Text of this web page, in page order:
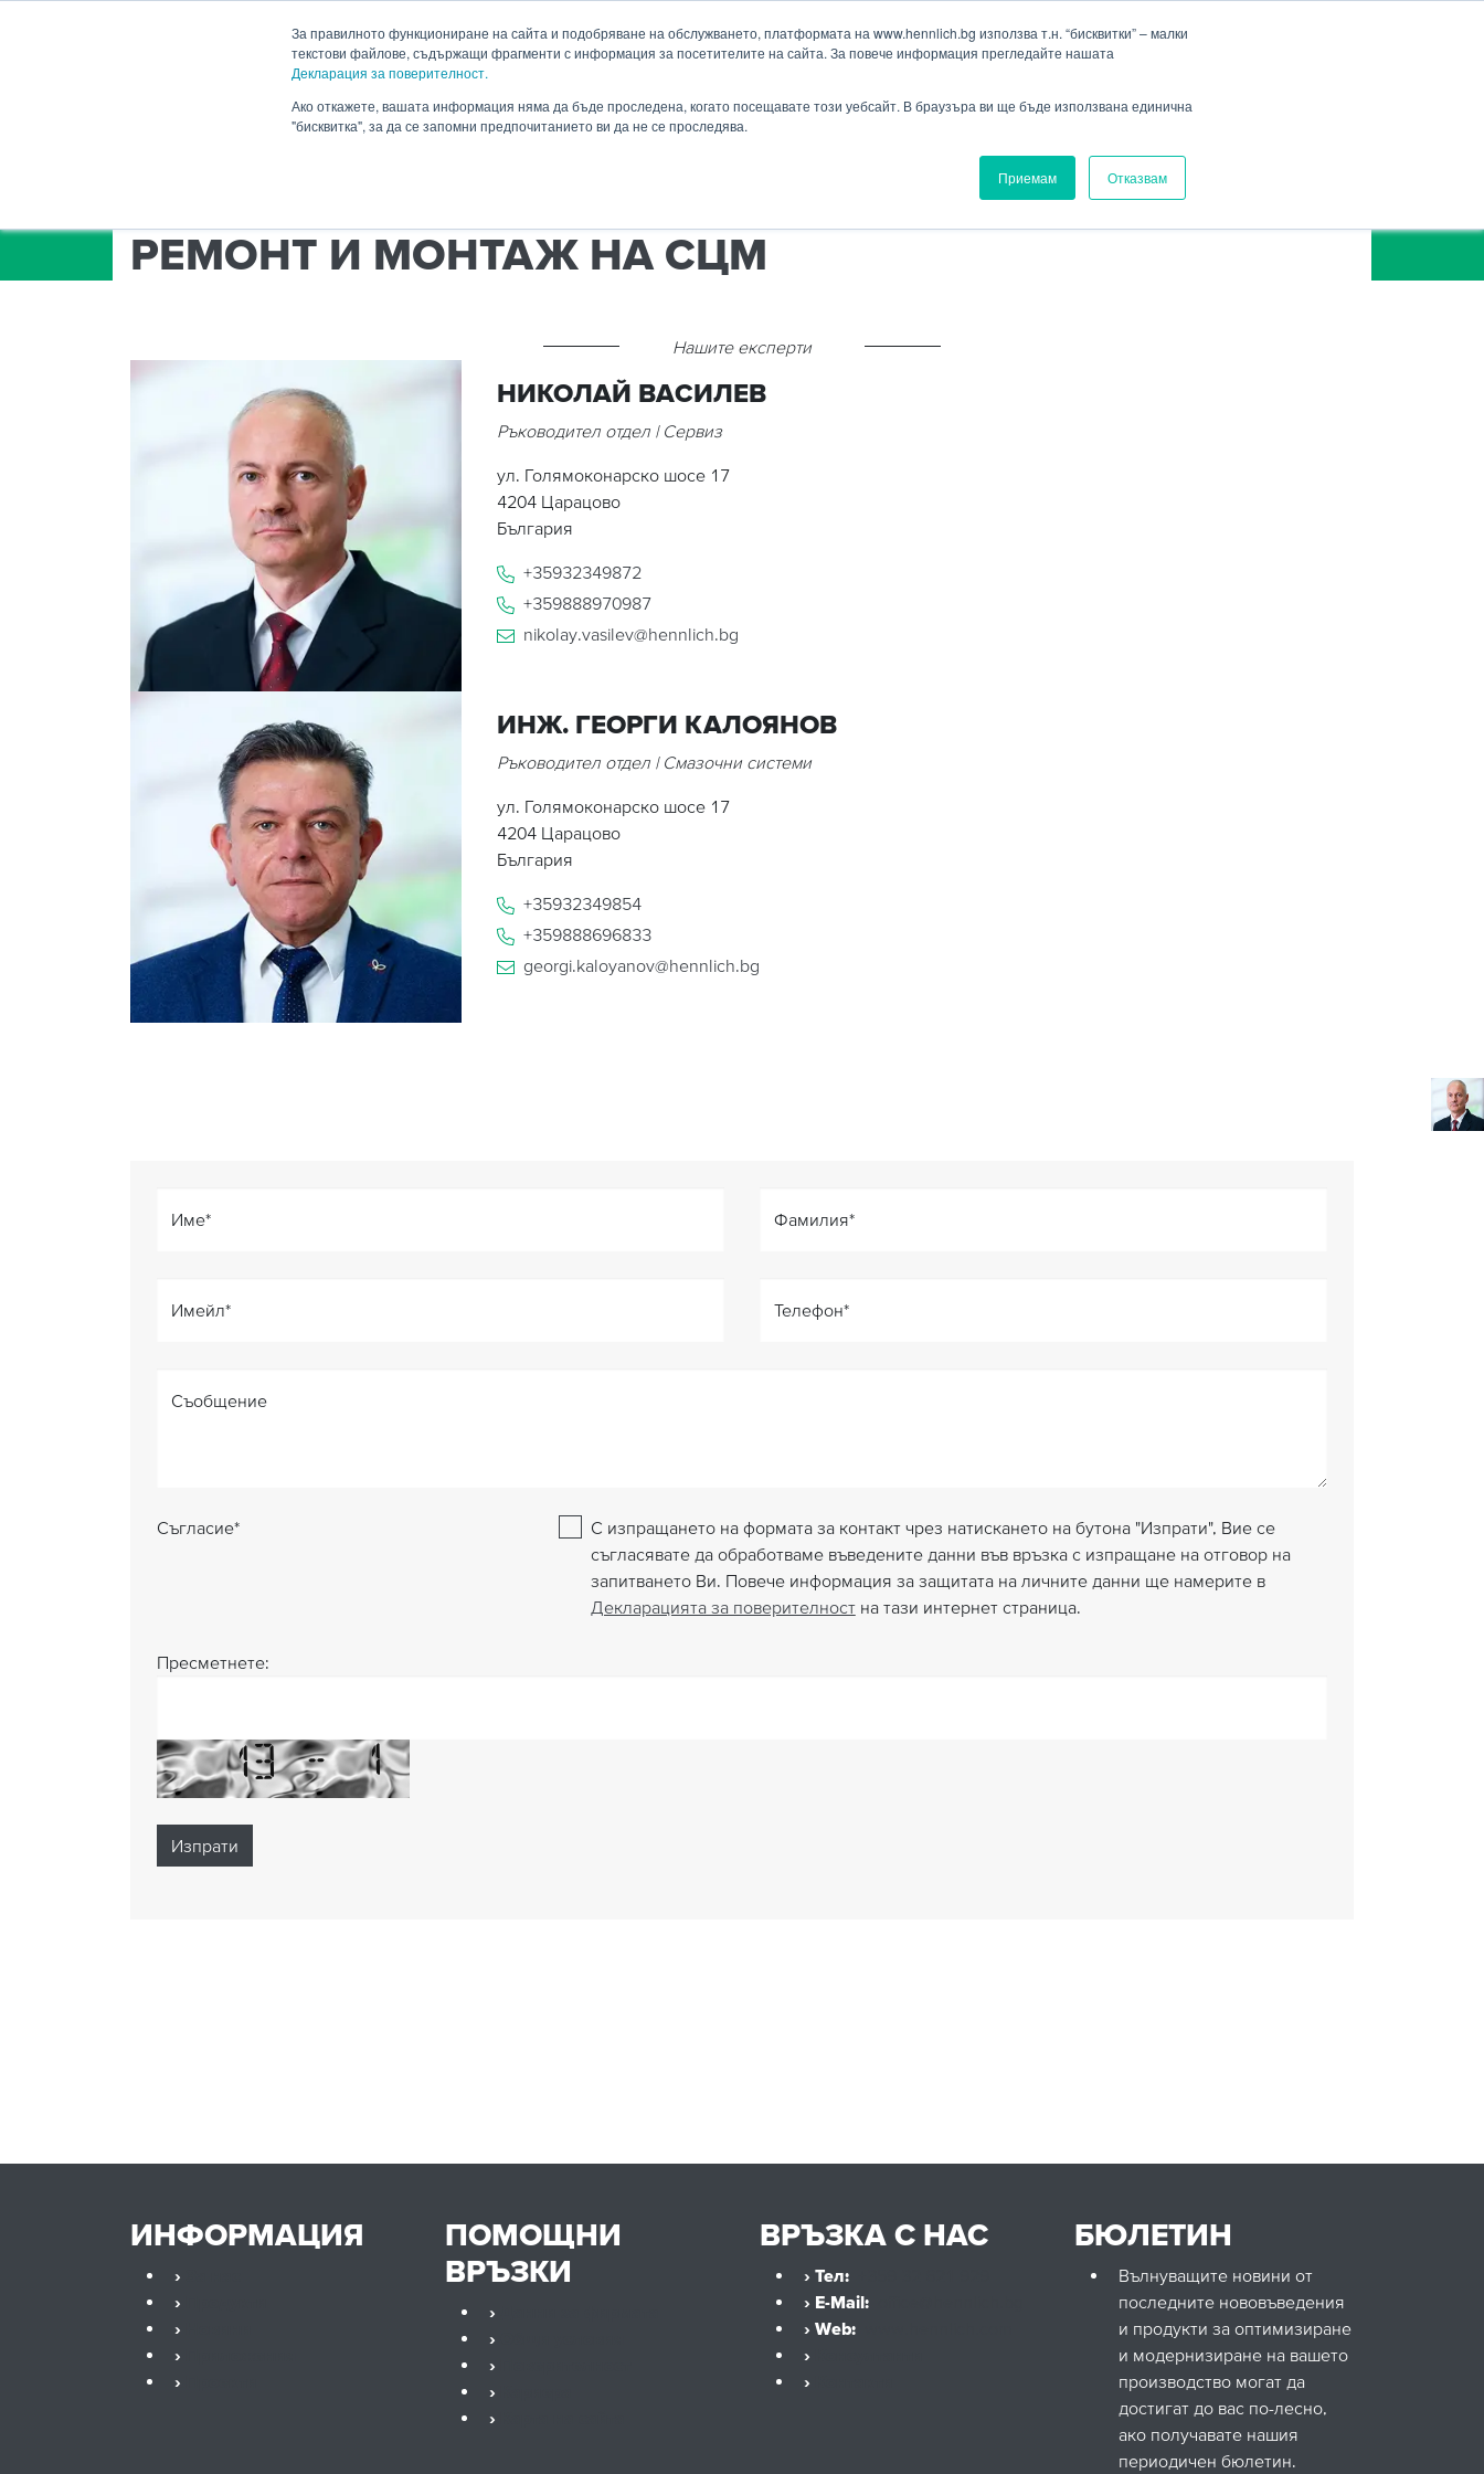
За правилното функциониране на сайта и подобряване на обслужването, платформата на www.hennlich.bg използва т.н. “бисквитки” – малки
текстови файлове, съдържащи фрагменти с информация за посетителите на сайта. За повече информация прегледайте нашата
Декларация за поверителност.
Ако откажете, вашата информация няма да бъде проследена, когато посещавате този уебсайт. В браузъра ви ще бъде използвана единична
"бисквитка", за да се запомни предпочитанието ви да не се проследява.
Приемам Отказвам
Падащо меню ФирмаПадащо меню Кариера
HENNLICH
Продукти Приложения
Търсене
РЕМОНТ И МОНТАЖ НА СЦМ
Нашите експерти
НИКОЛАЙ ВАСИЛЕВ
Ръководител отдел | Сервиз
ул. Голямоконарско шосе 17
4204 Царацово
България
+35932349872
+359888970987
nikolay.vasilev@hennlich.bg
ИНЖ. ГЕОРГИ КАЛОЯНОВ
Ръководител отдел | Смазочни системи
ул. Голямоконарско шосе 17
4204 Царацово
България
+35932349854
+359888696833
georgi.kaloyanov@hennlich.bg
Име* Фамилия*
Имейл* Телефон*
Съобщение
Съгласие*
С изпращането на формата за контакт чрез натискането на бутона "Изпрати", Вие се
съгласявате да обработваме въведените данни във връзка с изпращане на отговор на
запитването Ви. Повече информация за защитата на личните данни ще намерите в
Декларацията за поверителностна тази интернет страница.
Пресметнете:
ИНФОРМАЦИЯ
›
›
›
›
›
ПОМОЩНИ
ВРЪЗКИ
›
›
›
›
›
ВРЪЗКА С НАС
› Тел:
› E-Mail:
› Web:
›
›
БЮЛЕТИН
Вълнуващите новини от
последните нововъведения
и продукти за оптимизиране
и модернизиране на вашето
производство могат да
достигат до вас по-лесно,
ако получавате нашия
периодичен бюлетин.